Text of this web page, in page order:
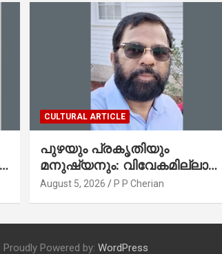
CULTURAL ARTICLE
പുഴയും പ്രകൃതിയും
മനുഷ്യനും: വിവേകമില്ലാത്ത
നയങ്ങളും ആവർത്തിക്കുന്ന
August 5, 2026 P P Cherian
Proudly Powered by: WordPress